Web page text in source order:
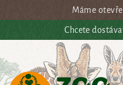
Přejít na hlavní obsah
Máme
Chcete